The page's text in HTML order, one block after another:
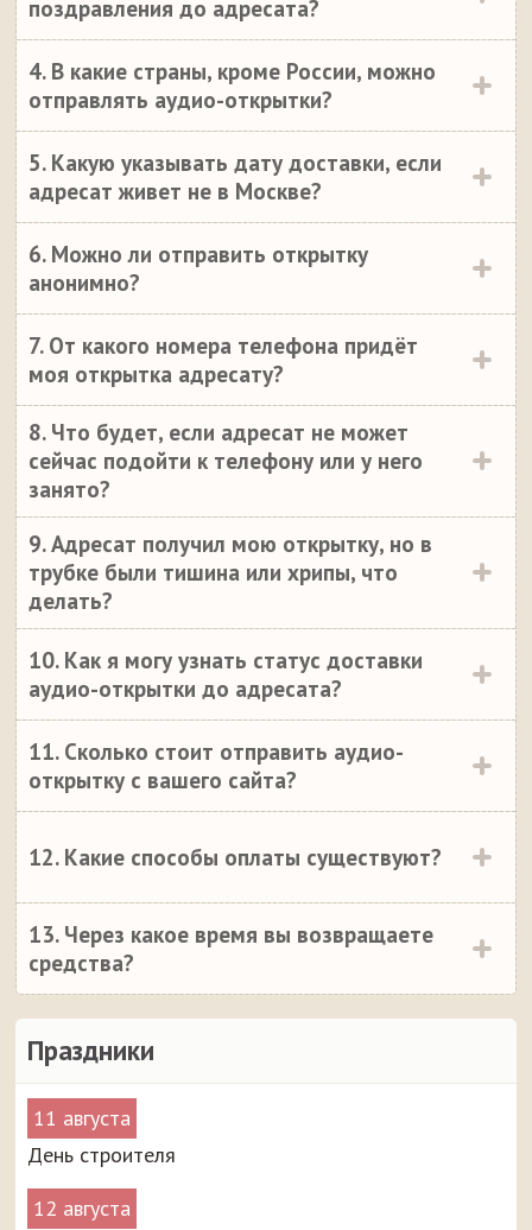
Праздники
11 августа
День строителя
12 августа
поздравления до адресата?
4. В какие страны, кроме России, можно
отправлять аудио-открытки?
5. Какую указывать дату доставки, если
адресат живет не в Москве?
6. Можно ли отправить открытку
анонимно?
7. От какого номера телефона придёт
моя открытка адресату?
8. Что будет, если адресат не может
сейчас подойти к телефону или у него
занято?
9. Адресат получил мою открытку, но в
трубке были тишина или хрипы, что
делать?
10. Как я могу узнать статус доставки
аудио-открытки до адресата?
11. Сколько стоит отправить аудио-
открытку с вашего сайта?
12. Какие способы оплаты существуют?
13. Через какое время вы возвращаете
средства?